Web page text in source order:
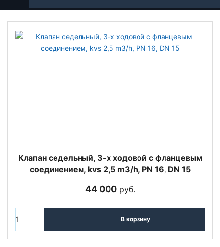
Клапан седельный, 3-х ходовой с фланцевым
соединением, kvs 2,5 m3/h, PN 16, DN 15
44 000руб.
В корзину